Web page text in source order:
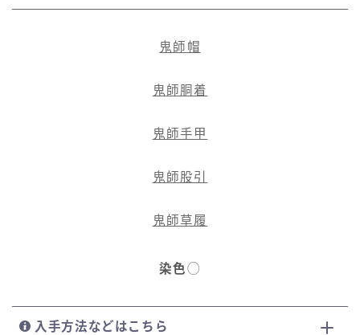
鬼師帽
鬼師胴着
鬼師手甲
鬼師股引
鬼師草履
染色◯
入手方法などはこちら